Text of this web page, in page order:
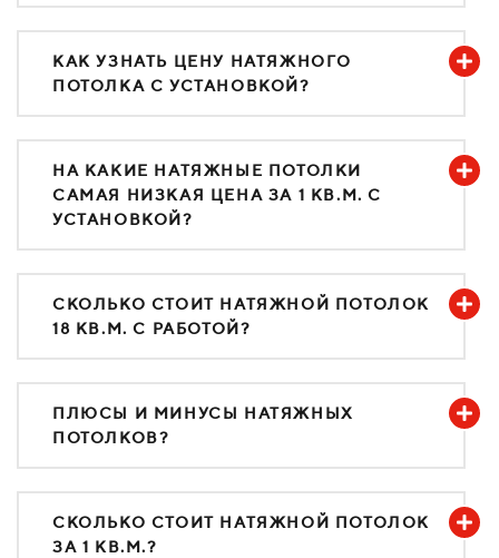
КАК УЗНАТЬ ЦЕНУ НАТЯЖНОГО
ПОТОЛКА С УСТАНОВКОЙ?
НА КАКИЕ НАТЯЖНЫЕ ПОТОЛКИ
САМАЯ НИЗКАЯ ЦЕНА ЗА 1 КВ.М. С
УСТАНОВКОЙ?
СКОЛЬКО СТОИТ НАТЯЖНОЙ ПОТОЛОК
18 КВ.М. С РАБОТОЙ?
ПЛЮСЫ И МИНУСЫ НАТЯЖНЫХ
ПОТОЛКОВ?
СКОЛЬКО СТОИТ НАТЯЖНОЙ ПОТОЛОК
ЗА 1 КВ.М.?